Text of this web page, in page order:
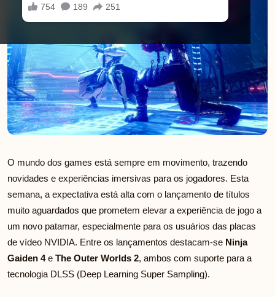
O mundo dos games está sempre em movimento, trazendo
novidades e experiências imersivas para os jogadores. Esta
semana, a expectativa está alta com o lançamento de títulos
muito aguardados que prometem elevar a experiência de jogo a
um novo patamar, especialmente para os usuários das placas
de vídeo NVIDIA. Entre os lançamentos destacam-se Ninja
Gaiden 4e The Outer Worlds 2, ambos com suporte para a
tecnologia DLSS (Deep Learning Super Sampling).